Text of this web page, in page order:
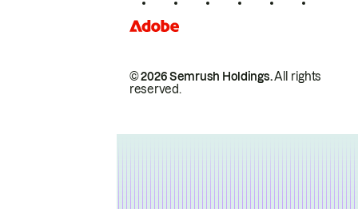
© 2026 Semrush Holdings.All rights
reserved.